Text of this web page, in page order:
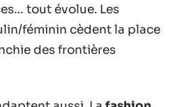
tout évolue. Les
féminin cèdent la place
des frontières